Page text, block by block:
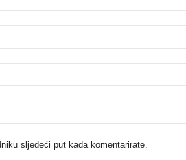
sljedeći put kada komentarirate.